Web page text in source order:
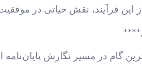
فرآیند، نقش حیاتی در موفقیت
گام در مسیر نگارش